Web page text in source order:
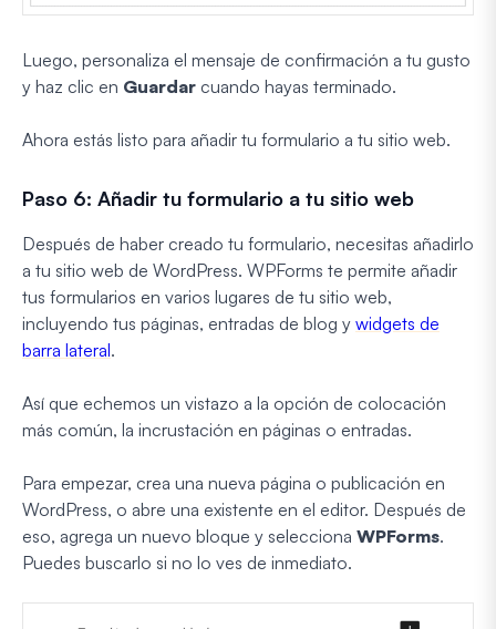
Luego, personaliza el mensaje de confirmación a tu gusto
y haz clic en Guardar cuando hayas terminado.
Ahora estás listo para añadir tu formulario a tu sitio web.
Paso 6: Añadir tu formulario a tu sitio web
Después de haber creado tu formulario, necesitas añadirlo
a tu sitio web de WordPress. WPForms te permite añadir
tus formularios en varios lugares de tu sitio web,
incluyendo tus páginas, entradas de blog y widgets de
barra lateral.
Así que echemos un vistazo a la opción de colocación
más común, la incrustación en páginas o entradas.
Para empezar, crea una nueva página o publicación en
WordPress, o abre una existente en el editor. Después de
eso, agrega un nuevo bloque y selecciona WPForms.
Puedes buscarlo si no lo ves de inmediato.